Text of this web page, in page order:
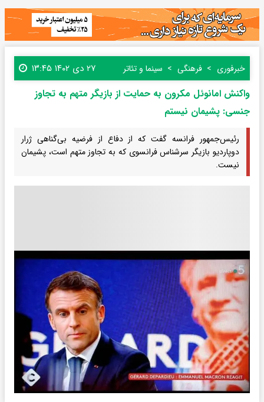
خبرفوری فرهنگی سینما و تئاتر ۲۷ دی ۱۴۰۲ ۱۳:۴۵
واکنش امانوئل مکرون به حمایت از بازیگر متهم به تجاوز
جنسی: پشیمان نیستم
رئیس‌جمهور فرانسه گفت که از دفاع از فرضیه بی‌گناهی ژرار
دوپاردیو بازیگر سرشناس فرانسوی که به تجاوز متهم است، پشیمان
نیست.